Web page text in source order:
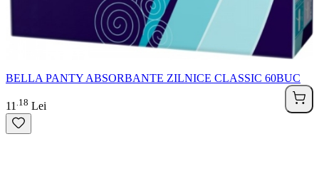
BELLA PANTY ABSORBANTE ZILNICE CLASSIC 60BUC
11 18 Lei